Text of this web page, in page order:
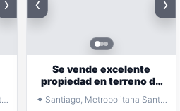
Santiago, Metropolitana Santiago
Se vende excelente
propiedad en terreno de
⌖ Santiago, Metropolitana Santiago